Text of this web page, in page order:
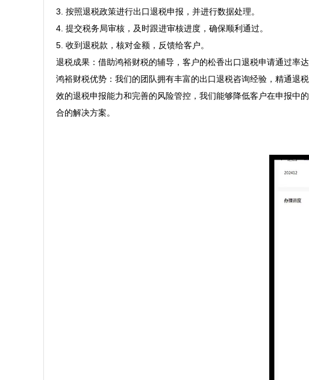
3. 按照退税政策进行出口退税申报，并进行数据处理。
4. 提交税务局审核，及时跟进审核进度，确保顺利通过。
5. 收到退税款，核对金额，反馈给客户。
退税成果：借助鸿裕财税的辅导，客户的松香出口退税申请通过率
鸿裕财税优势：我们的团队拥有丰富的出口退税咨询经验，精通退
效的退税申报能力和完善的风险管控，我们能够降低客户在申报中
合的解决方案。